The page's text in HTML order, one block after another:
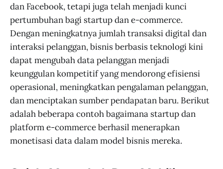
dan Facebook, tetapi juga telah menjadi kunci
pertumbuhan bagi startup dan e-commerce.
Dengan meningkatnya jumlah transaksi digital dan
interaksi pelanggan, bisnis berbasis teknologi kini
dapat mengubah data pelanggan menjadi
keunggulan kompetitif yang mendorong efisiensi
operasional, meningkatkan pengalaman pelanggan,
dan menciptakan sumber pendapatan baru. Berikut
adalah beberapa contoh bagaimana startup dan
platform e-commerce berhasil menerapkan
monetisasi data dalam model bisnis mereka.